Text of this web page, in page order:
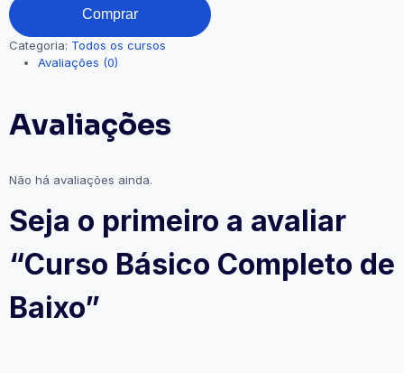
Comprar
Categoria: Todos os cursos
Avaliações (0)
Avaliações
Não há avaliações ainda.
Seja o primeiro a avaliar
“Curso Básico Completo de
Baixo”